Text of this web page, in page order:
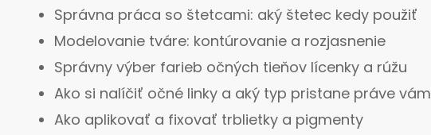
Správna práca so štetcami: aký štetec kedy použiť
Modelovanie tváre: kontúrovanie a rozjasnenie
Správny výber farieb očných tieňov lícenky a rúžu
Ako si nalíčiť očné linky a aký typ pristane práve vám
Ako aplikovať a fixovať trblietky a pigmenty